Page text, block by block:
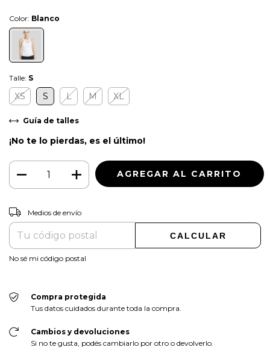
Color: Blanco
Talle: S
XS S L M XL
Guía de talles
¡No te lo pierdas, es el último!
Entregas para el CP:
Medios de envío
CALCULAR
No sé mi código postal
Compra protegida
Tus datos cuidados durante toda la compra.
Cambios y devoluciones
Si no te gusta, podés cambiarlo por otro o devolverlo.